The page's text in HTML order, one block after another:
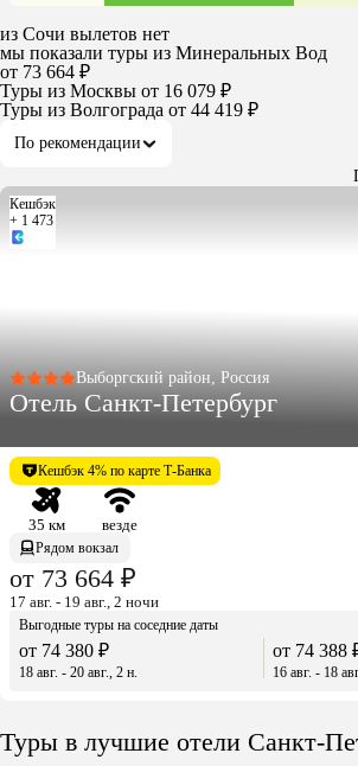
из Сочи вылетов нет
мы показали туры из Минеральных Вод
от 73 664 ₽
Туры из Москвы от 16 079 ₽
Туры из Волгограда от 44 419 ₽
По рекомендации
Кешбэк
+ 1 473
Выборгский район, Россия
Отель Санкт-Петербург
Кешбэк 4% по карте Т-Банка
35 км
везде
Рядом вокзал
от 73 664 ₽
17 авг. - 19 авг., 2 ночи
Выгодные туры на соседние даты
от 74 380 ₽
18 авг. - 20 авг., 2 н.
от 74 388
16 авг. - 18
Туры в лучшие отели Санкт-